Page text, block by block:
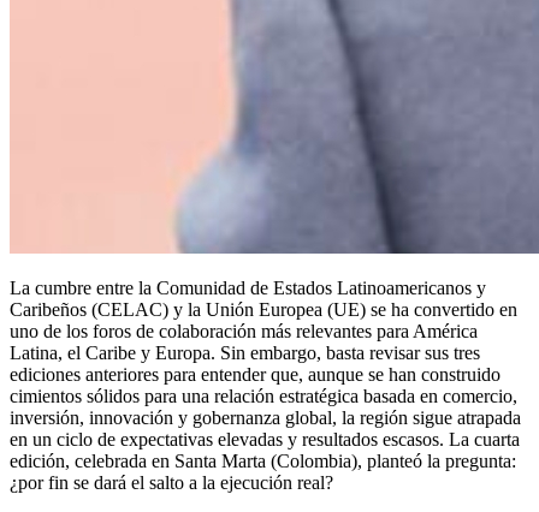
La cumbre entre la Comunidad de Estados Latinoamericanos y
Caribeños (CELAC) y la Unión Europea (UE) se ha convertido en
uno de los foros de colaboración más relevantes para América
Latina, el Caribe y Europa. Sin embargo, basta revisar sus tres
ediciones anteriores para entender que, aunque se han construido
cimientos sólidos para una relación estratégica basada en comercio,
inversión, innovación y gobernanza global, la región sigue atrapada
en un ciclo de expectativas elevadas y resultados escasos. La cuarta
edición, celebrada en Santa Marta (Colombia), planteó la pregunta:
¿por fin se dará el salto a la ejecución real?